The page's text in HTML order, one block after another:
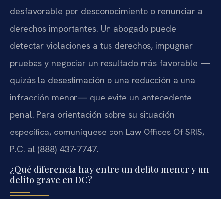
desfavorable por desconocimiento o renunciar a
derechos importantes. Un abogado puede
detectar violaciones a tus derechos, impugnar
pruebas y negociar un resultado más favorable —
quizás la desestimación o una reducción a una
infracción menor— que evite un antecedente
penal. Para orientación sobre su situación
específica, comuníquese con Law Offices Of SRIS,
P.C. al (888) 437-7747.
¿Qué diferencia hay entre un delito menor y un
delito grave en DC?